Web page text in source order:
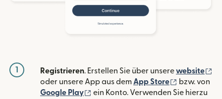
1 Registrieren. Erstellen Sie über unserewebsite
oder unsere App aus demApp Store (wird in
bzw. von
Google Play
(wird in einem neuen Fenster
ein Konto. Verwenden Sie hierzu